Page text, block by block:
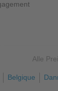
Alle
Belgique